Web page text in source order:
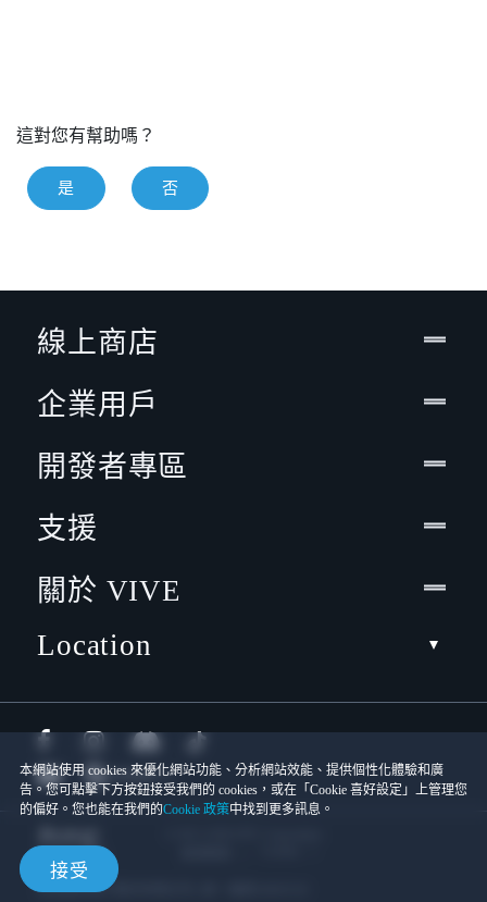
這對您有幫助嗎？
是 否
本網站使用 cookies 來優化網站功能、分析網站效能、提供個性化體驗和廣
告。您可點擊下方按鈕接受我們的 cookies，或在「Cookie 喜好設定」上管理您
的偏好。您也能在我們的Cookie 政策中找到更多訊息。
接受
線上商店
企業用戶
開發者專區
支援
關於 VIVE
Location
宏達國際電子股份有限公司 | 統一編號16003518